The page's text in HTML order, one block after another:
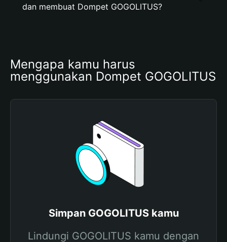
dan membuat Dompet GOGOLITUS?
Mengapa kamu harus
menggunakan Dompet GOGOLITUS
Simpan GOGOLITUS kamu
Lindungi GOGOLITUS kamu dengan